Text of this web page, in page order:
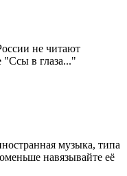
не читают
"Ссы в глаза..."
музыка, типа
навязывайте её